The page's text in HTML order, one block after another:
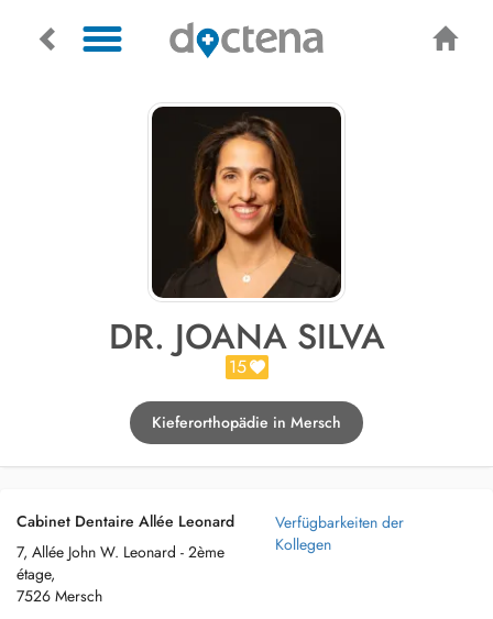
DR. JOANA SILVA
15
Kieferorthopädie in Mersch
Cabinet Dentaire Allée Leonard
7, Allée John W. Leonard - 2ème
étage,
7526 Mersch
Verfügbarkeiten der
Kollegen